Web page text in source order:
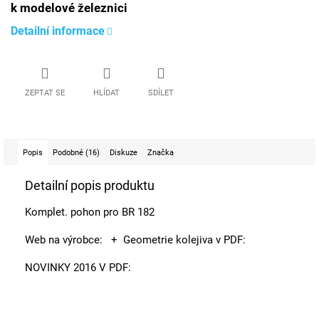
k modelové železnici
Detailní informace
ZEPTAT SE HLÍDAT SDÍLET
Popis Podobné (16) Diskuze Značka
Detailní popis produktu
Komplet. pohon pro BR 182
Web na výrobce: + Geometrie kolejiva v PDF:
NOVINKY 2016 V PDF: